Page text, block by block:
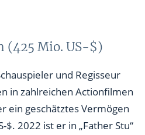
(425 Mio. US-$)
und Regisseur
in zahlreichen Actionfilmen
ein geschätztes Vermögen
$. 2022 ist er in „Father Stu“